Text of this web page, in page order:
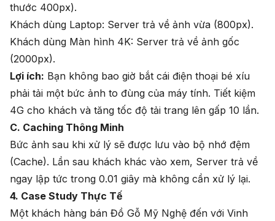
thước 400px).
Khách dùng Laptop: Server trả về ảnh vừa (800px).
Khách dùng Màn hình 4K: Server trả về ảnh gốc
(2000px).
Lợi ích: Bạn không bao giờ bắt cái điện thoại bé xíu
phải tải một bức ảnh to đùng của máy tính. Tiết kiệm
4G cho khách và tăng tốc độ tải trang lên gấp 10 lần.
C. Caching Thông Minh
Bức ảnh sau khi xử lý sẽ được lưu vào bộ nhớ đệm
(Cache). Lần sau khách khác vào xem, Server trả về
ngay lập tức trong 0.01 giây mà không cần xử lý lại.
4. Case Study Thực Tế
Một khách hàng bán Đồ Gỗ Mỹ Nghệ đến với Vinh